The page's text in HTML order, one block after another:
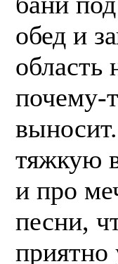
обед и
область
почему-
тяжкую
и про
песни,